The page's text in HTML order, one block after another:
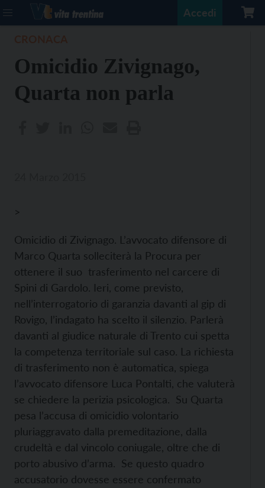
Accedi
Omicidio Zivignago,
Quarta non parla
>
Omicidio di Zivignago. L’avvocato difensore di
Marco Quarta solleciterà la Procura per
ottenere il suo trasferimento nel carcere di
Spini di Gardolo. Ieri, come previsto,
nell’interrogatorio di garanzia davanti al gip di
Rovigo, l’indagato ha scelto il silenzio. Parlerà
davanti al giudice naturale di Trento cui spetta
la competenza territoriale sul caso. La richiesta
di trasferimento non è automatica, spiega
l’avvocato difensore Luca Pontalti, che valuterà
se chiedere la perizia psicologica. Su Quarta
pesa l’accusa di omicidio volontario
pluriaggravato dalla premeditazione, dalla
crudeltà e dal vincolo coniugale, oltre che di
porto abusivo d’arma. Se questo quadro
accusatorio dovesse essere confermato